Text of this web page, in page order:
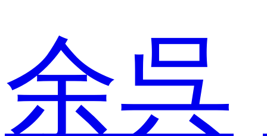
余呉